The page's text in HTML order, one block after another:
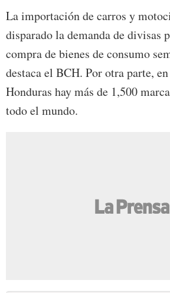
La importación de carros y
disparado la demanda de divisas
compra de bienes de consumo
destaca el BCH. Por otra parte,
Honduras hay más de 1,500
todo el mundo.